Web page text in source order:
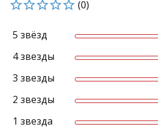
(0)
5 звёзд
4 звезды
3 звезды
2 звезды
1 звезда